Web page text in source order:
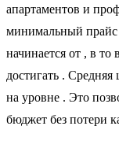
апартаментов и
минимальный прайс
начинается от , в то
достигать . Средняя
на уровне . Это
бюджет без потери